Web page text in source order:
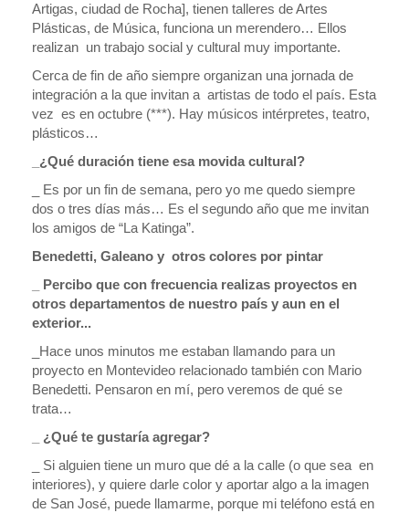
Artigas, ciudad de Rocha], tienen talleres de Artes
Plásticas, de Música, funciona un merendero… Ellos
realizan un trabajo social y cultural muy importante.
Cerca de fin de año siempre organizan una jornada de
integración a la que invitan a artistas de todo el país. Esta
vez es en octubre (***). Hay músicos intérpretes, teatro,
plásticos…
_¿Qué duración tiene esa movida cultural?
_ Es por un fin de semana, pero yo me quedo siempre
dos o tres días más… Es el segundo año que me invitan
los amigos de “La Katinga”.
Benedetti, Galeano y otros colores por pintar
_ Percibo que con frecuencia realizas proyectos en
otros departamentos de nuestro país y aun en el
exterior...
_Hace unos minutos me estaban llamando para un
proyecto en Montevideo relacionado también con Mario
Benedetti. Pensaron en mí, pero veremos de qué se
trata…
_ ¿Qué te gustaría agregar?
_ Si alguien tiene un muro que dé a la calle (o que sea en
interiores), y quiere darle color y aportar algo a la imagen
de San José, puede llamarme, porque mi teléfono está en